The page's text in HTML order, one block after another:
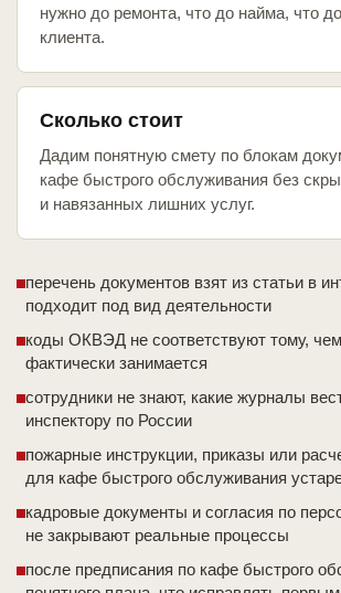
нужно до ремонта, что до найма, что
клиента.
Сколько стоит
Дадим понятную смету по блокам
кафе быстрого обслуживания без
и навязанных лишних услуг.
перечень документов взят из статьи в
подходит под вид деятельности
коды ОКВЭД не соответствуют тому,
фактически занимается
сотрудники не знают, какие журналы
инспектору по России
пожарные инструкции, приказы или
для кафе быстрого обслуживания
кадровые документы и согласия по
не закрывают реальные процессы
после предписания по кафе быстрого